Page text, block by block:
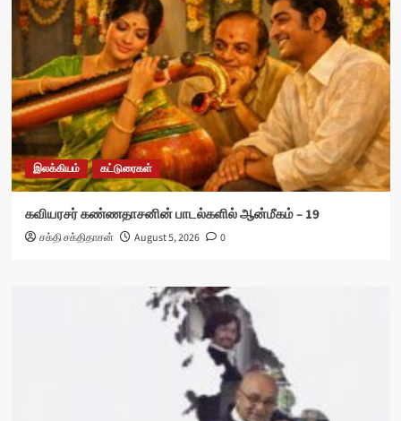
இலக்கியம் கட்டுரைகள்
கவியரசர் கண்ணதாசனின் பாடல்களில் ஆன்மீகம் – 19
சக்தி சக்திதாசன் August 5, 2026 0